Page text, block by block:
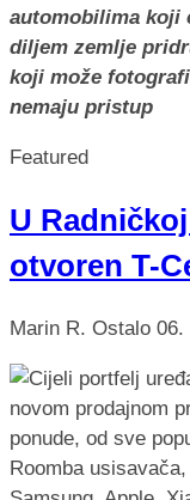
automobilima koji
diljem zemlje
koji može
nemaju pristup
Featured
U
otvoren T-
Marin R. Ostalo 06.